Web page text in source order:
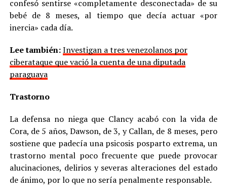
confesó sentirse «completamente desconectada» de su
bebé de 8 meses, al tiempo que decía actuar «por
inercia» cada día.
Lee también:Investigan a tres venezolanos por
ciberataque que vació la cuenta de una diputada
paraguaya
Trastorno
La defensa no niega que Clancy acabó con la vida de
Cora, de 5 años, Dawson, de 3, y Callan, de 8 meses, pero
sostiene que padecía una psicosis posparto extrema, un
trastorno mental poco frecuente que puede provocar
alucinaciones, delirios y severas alteraciones del estado
de ánimo, por lo que no sería penalmente responsable.